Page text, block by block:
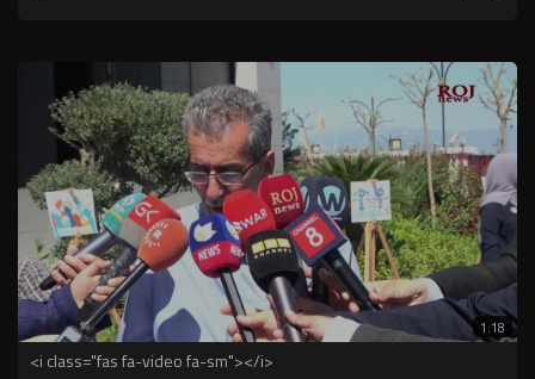
1:18
<i class="fas fa-video fa-sm"></i>